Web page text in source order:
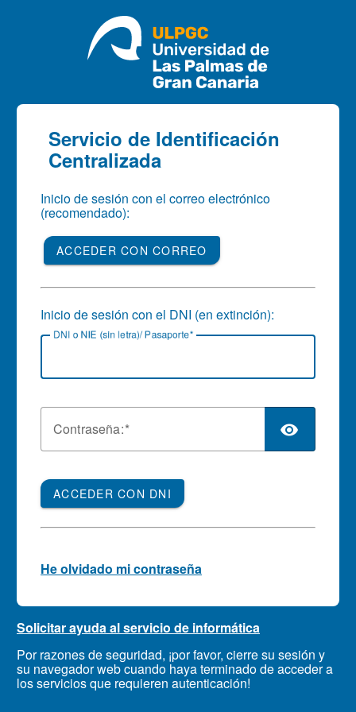
CAS
Servicio de Identificación
Centralizada
Inicio de sesión con el correo electrónico
(recomendado):
ACCEDER CON CORREO
Inicio de sesión con el DNI (en extinción):
DNI o NIE (sin letra)/ Pasaporte
Contraseña:
ACCEDER CON DNI
He olvidado mi contraseña
Solicitar ayuda al servicio de informática
Por razones de seguridad, ¡por favor, cierre su sesión y
su navegador web cuando haya terminado de acceder a
los servicios que requieren autenticación!